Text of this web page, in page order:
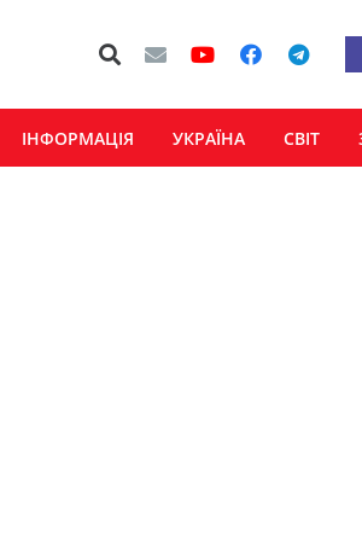
ІНФОРМАЦІЯ УКРАЇНА СВІТ